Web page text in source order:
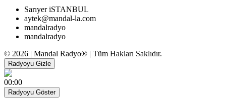
Sarıyer iSTANBUL
aytek@mandal-la.com
mandalradyo
mandalradyo
© 2026 | Mandal Radyo® | Tüm Hakları Saklıdır.
Radyoyu Gizle
00:00
Radyoyu Göster